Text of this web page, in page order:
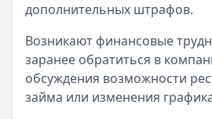
дополнительных штрафов.
Возникают финансовые
заранее обратиться в
обсуждения возможности
займа или изменения